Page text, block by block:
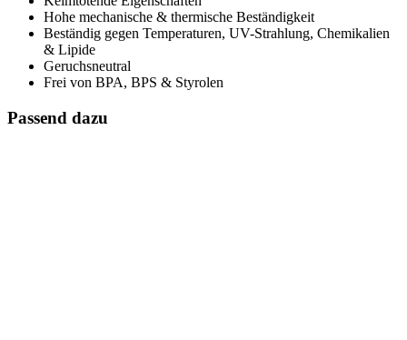
Hohe mechanische & thermische Beständigkeit
Beständig gegen Temperaturen, UV-Strahlung, Chemikalien
& Lipide
Geruchsneutral
Frei von BPA, BPS & Styrolen
Passend dazu